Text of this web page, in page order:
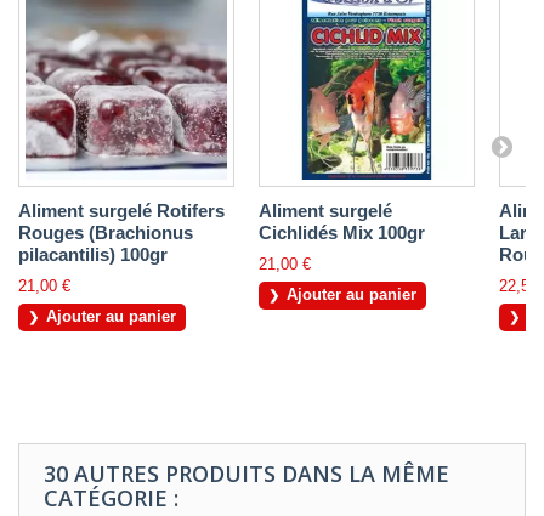
Aliment surgelé Rotifers
Rouges (Brachionus
pilacantilis) 100gr
21,00 €
Ajouter au panier
Aliment surgelé
Cichlidés Mix 100gr
21,00 €
Ajouter au panier
22,50
30 AUTRES PRODUITS DANS LA MÊME
CATÉGORIE :